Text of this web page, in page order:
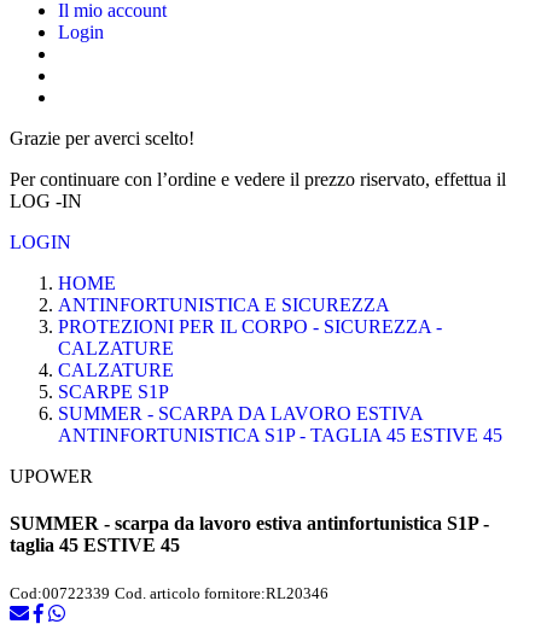
Il mio account
Login
Grazie per averci scelto!
Per continuare con l’ordine e vedere il prezzo riservato, effettua il
LOG -IN
LOGIN
HOME
ANTINFORTUNISTICA E SICUREZZA
PROTEZIONI PER IL CORPO - SICUREZZA -
CALZATURE
CALZATURE
SCARPE S1P
SUMMER - SCARPA DA LAVORO ESTIVA
ANTINFORTUNISTICA S1P - TAGLIA 45 ESTIVE 45
UPOWER
SUMMER - scarpa da lavoro estiva antinfortunistica S1P -
taglia 45 ESTIVE 45
Cod:00722339 Cod. articolo fornitore:RL20346